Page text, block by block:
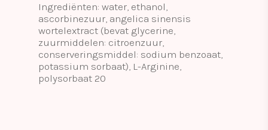
Ingrediënten: water, ethanol,
ascorbinezuur, angelica sinensis
wortelextract (bevat glycerine,
zuurmiddelen: citroenzuur,
conserveringsmiddel: sodium benzoaat,
potassium sorbaat), L-Arginine,
polysorbaat 20